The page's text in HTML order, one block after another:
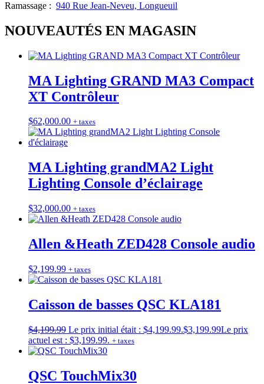
Ramassage : 940 Rue Jean-Neveu, Longueuil
NOUVEAUTÉS EN MAGASIN
MA Lighting GRAND MA3 Compact
XT Contrôleur
$62,000.00 + taxes
MA Lighting grandMA2 Light
Lighting Console d’éclairage
$32,000.00 + taxes
Allen &Heath ZED428 Console audio
$2,199.99 + taxes
Caisson de basses QSC KLA181
$4,199.99 Le prix initial était : $4,199.99.$3,199.99Le prix
actuel est : $3,199.99. + taxes
QSC TouchMix30